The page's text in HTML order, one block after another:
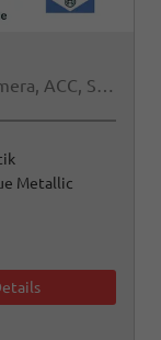
1.0 TSI 85 kW Life DSG Life, LED, Kamera, ACC, Side, Winter, 17-Zoll, 3-J. Garantie
Metallic